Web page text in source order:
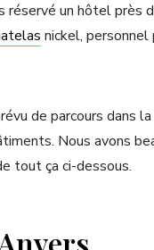
réservé un hôtel près
nickel, personnel
de parcours dans
Nous avons
tout ça ci-dessous.